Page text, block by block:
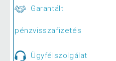
Garantált
pénzvisszafizetés
Ügyfélszolgálat